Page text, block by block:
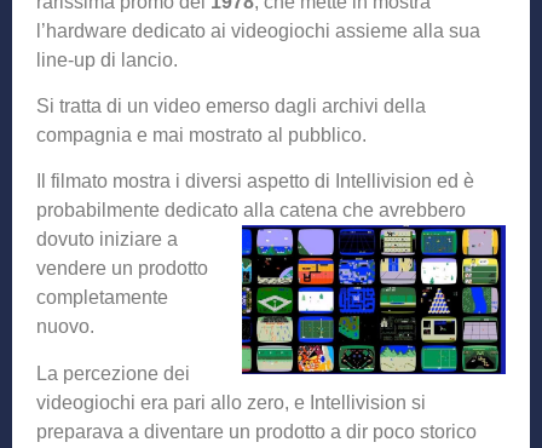
l’hardware dedicato ai videogiochi assieme alla sua
line-up di lancio.
Si tratta di un video emerso dagli archivi della
compagnia e mai mostrato al pubblico.
Il filmato mostra i diversi aspetto di Intellivision ed è
probabilmente dedicato alla catena che avrebbero
dovuto iniziare a
vendere un prodotto
completamente
nuovo.
La percezione dei
videogiochi era pari allo zero, e Intellivision si
preparava a diventare un prodotto a dir poco storico